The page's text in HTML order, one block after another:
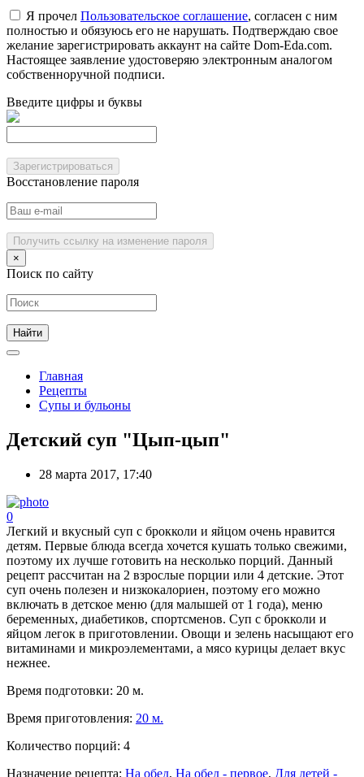
Я прочел Пользовательское соглашение, согласен с ним
полностью и обязуюсь его не нарушать. Подтверждаю свое
желание зарегистрировать аккаунт на сайте Dom-Eda.com.
Настоящее заявление удостоверяю электронным аналогом
собственноручной подписи.
Введите цифры и буквы
Зарегистрироваться
Восстановление пароля
Получить ссылку на изменение пароля
×
Поиск по сайту
Главная
Рецепты
Супы и бульоны
Детский суп "Цып-цып"
28 марта 2017, 17:40
0
Легкий и вкусный суп с брокколи и яйцом очень нравится
детям. Первые блюда всегда хочется кушать только свежими,
поэтому их лучше готовить на несколько порций. Данный
рецепт рассчитан на 2 взрослые порции или 4 детские. Этот
суп очень полезен и низкокалориен, поэтому его можно
включать в детское меню (для малышей от 1 года), меню
беременных, диабетиков, спортсменов. Суп с брокколи и
яйцом легок в приготовлении. Овощи и зелень насыщают его
витаминами и микроэлементами, а мясо курицы делает вкус
нежнее.
Время подготовки: 20 м.
Время приготовления: 20 м.
Количество порций: 4
Назначение рецепта: На обед, На обед - первое, Для детей -